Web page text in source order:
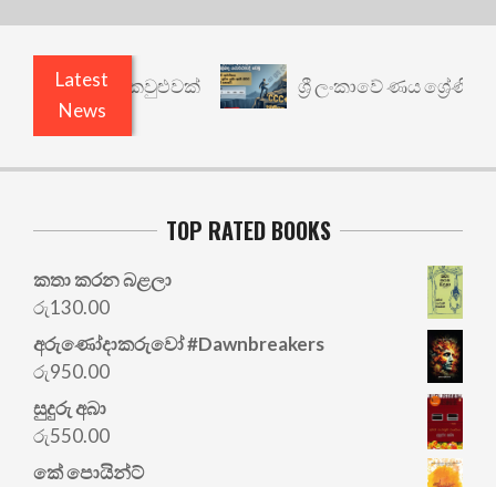
Latest
News
කවුළුවක් ශ්‍රී ලංකාවේ ණය ශ්‍රේණිගත
TOP RATED BOOKS
කතා කරන බළලා
රු130.00
අරු‍ණෝදාකරුවෝ #Dawnbreakers
රු950.00
සුදුරු අබා
රු550.00
කේ පොයින්ට්